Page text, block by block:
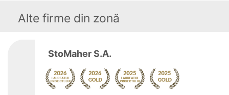
Alte firme din zonă
StoMaher S.A.